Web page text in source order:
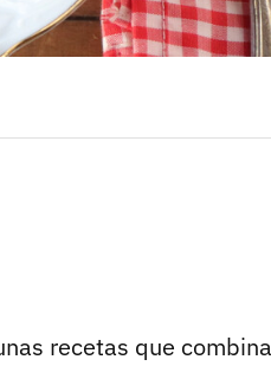
recetas que